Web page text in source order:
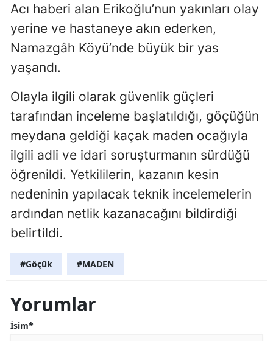
Acı haberi alan Erikoğlu’nun yakınları olay
yerine ve hastaneye akın ederken,
Namazgâh Köyü’nde büyük bir yas
yaşandı.
Olayla ilgili olarak güvenlik güçleri
tarafından inceleme başlatıldığı, göçüğün
meydana geldiği kaçak maden ocağıyla
ilgili adli ve idari soruşturmanın sürdüğü
öğrenildi. Yetkililerin, kazanın kesin
nedeninin yapılacak teknik incelemelerin
ardından netlik kazanacağını bildirdiği
belirtildi.
#Göçük #MADEN
Yorumlar
İsim*